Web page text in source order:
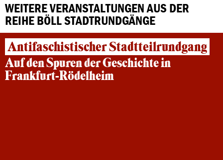
WEITERE VERANSTALTUNGEN AUS DER
REIHE BÖLL STADTRUNDGÄNGE
Antifaschistischer Stadtteilrundgang
Auf den Spuren der Geschichte in
Frankfurt-Rödelheim